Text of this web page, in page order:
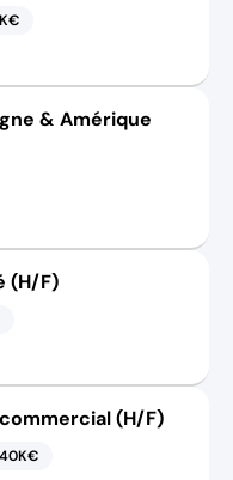
& Amérique
(H/F)
(H/F)